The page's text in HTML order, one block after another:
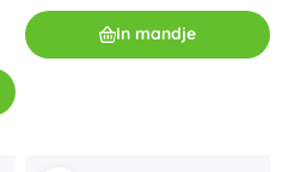
In mandje